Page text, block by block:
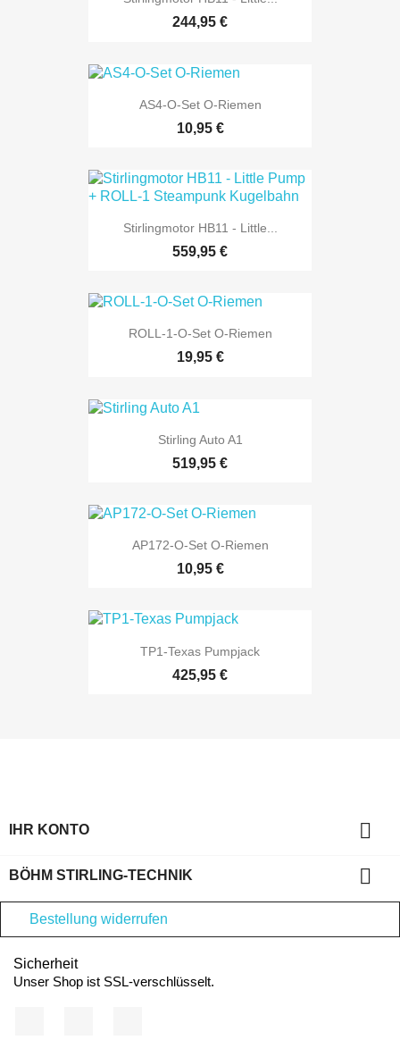
244,95 €
AS4-O-Set O-Riemen
10,95 €
Stirlingmotor HB11 - Little...
559,95 €
ROLL-1-O-Set O-Riemen
19,95 €
Stirling Auto A1
519,95 €
AP172-O-Set O-Riemen
10,95 €
TP1-Texas Pumpjack
425,95 €
IHR KONTO 
BÖHM STIRLING-TECHNIK 
Bestellung widerrufen
Sicherheit
Unser Shop ist SSL-verschlüsselt.